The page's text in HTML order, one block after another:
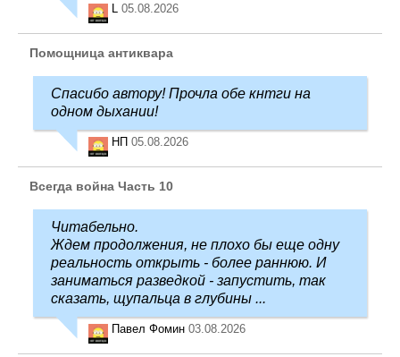
L 05.08.2026
Помощница антиквара
Спасибо автору! Прочла обе кнтги на
одном дыхании!
НП 05.08.2026
Всегда война Часть 10
Читабельно.
Ждем продолжения, не плохо бы еще одну
реальность открыть - более раннюю. И
заниматься разведкой - запустить, так
сказать, щупальца в глубины ...
Павел Фомин 03.08.2026